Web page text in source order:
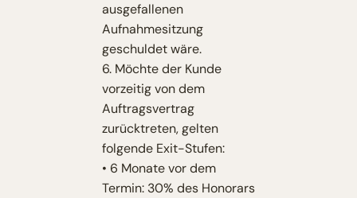
ausgefallenen
Aufnahmesitzung
geschuldet wäre.
6. Möchte der Kunde
vorzeitig von dem
Auftragsvertrag
zurücktreten, gelten
folgende Exit-Stufen:
• 6 Monate vor dem
Termin: 30% des Honorars